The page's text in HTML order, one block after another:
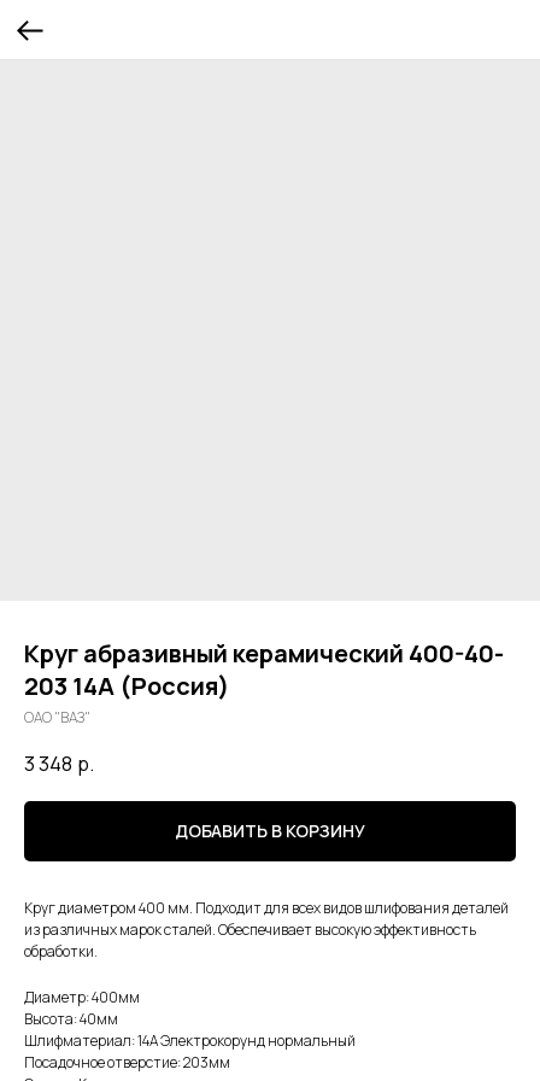
Круг абразивный керамический 400-40-
203 14А (Россия)
ОАО "ВАЗ"
3 348 р.
ДОБАВИТЬ В КОРЗИНУ
Круг диаметром 400 мм. Подходит для всех видов шлифования деталей
из различных марок сталей. Обеспечивает высокую эффективность
обработки.
Диаметр: 400мм
Высота: 40мм
Шлифматериал: 14А Электрокорунд нормальный
Посадочное отверстие: 203мм